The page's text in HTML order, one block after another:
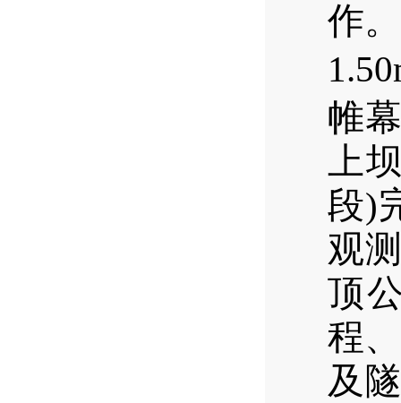
作
帷
上
段)
观
顶
程
及